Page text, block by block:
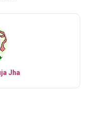
Jha